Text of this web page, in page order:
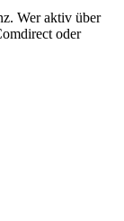
Wer aktiv über
oder